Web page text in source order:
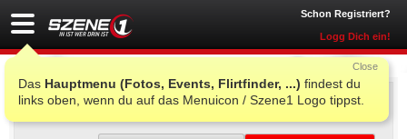
Schon Registriert?
Logg Dich ein!
Das Hauptmenu (Fotos, Events, Flirtfinder, ...) findest du
links oben, wenn du auf das Menuicon / Szene1 Logo tippst.
Close